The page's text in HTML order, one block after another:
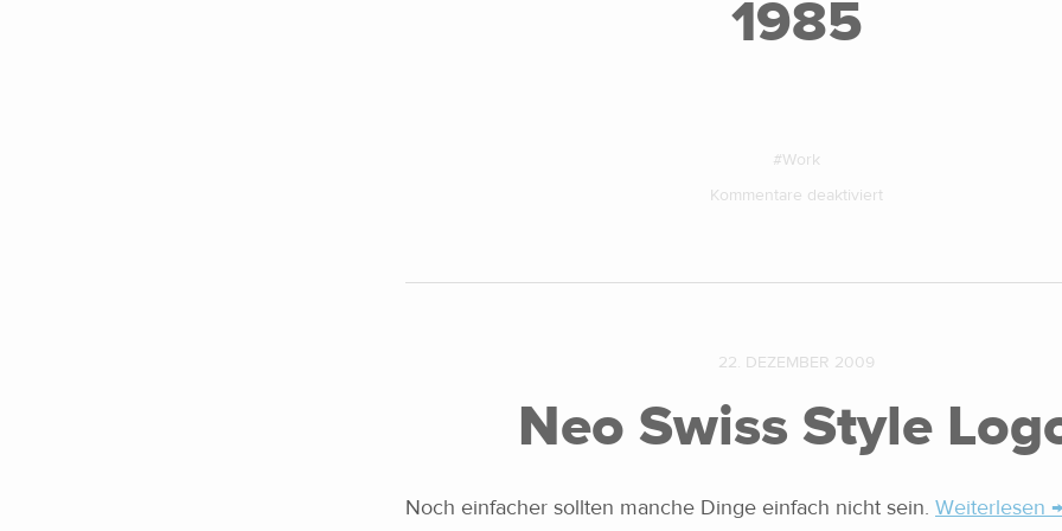
1985
Work
Kommentare deaktiviert
22. DEZEMBER 2009
Neo Swiss Style
Noch einfacher sollten manche Dinge einfach nicht sein. Weiterlesen →